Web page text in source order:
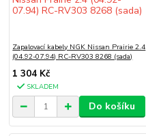
Zapalovací kabely NGK Nissan Prairie 2.4
(04.92-07.94) RC-RV303 8268 (sada)
1 304 Kč
SKLADEM
Do košíku